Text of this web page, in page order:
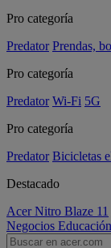
Pro categoría
Predator Prendas,
Pro categoría
Predator Wi-Fi 5G
Pro categoría
Predator Bicicletas
Destacado
Acer Nitro Blaze 11
Negocios Educación